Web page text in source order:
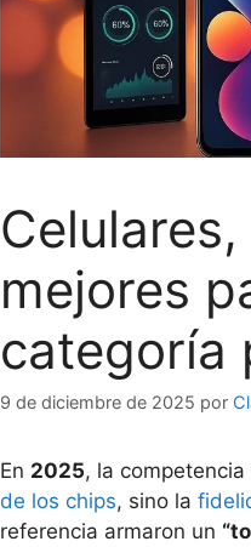
mejores
categoría
9 de diciembre de 2025 por
En 2025, la
de los chips, sino la
referencia armaron un